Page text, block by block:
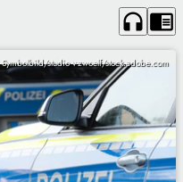
headphones chrome_reader_mode
Symbolbild/studio v-zwoelf/stock.adobe.com